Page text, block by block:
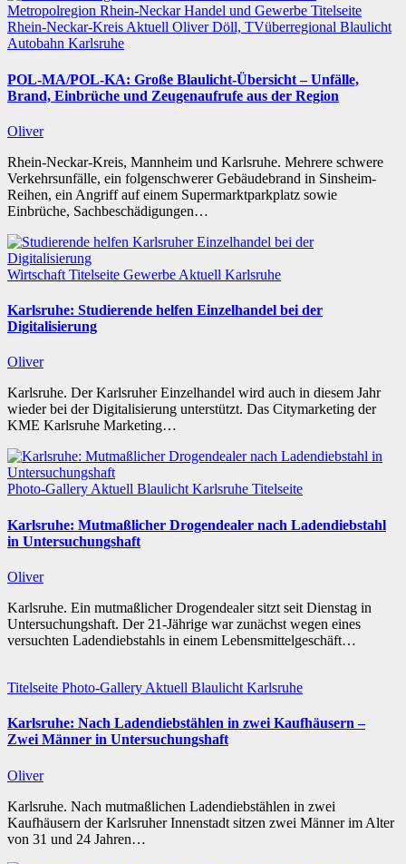
Metropolregion Rhein-Neckar Handel und Gewerbe Titelseite
Rhein-Neckar-KreisAktuell Oliver Döll, TVüberregional Blaulicht
Autobahn Karlsruhe
POL-MA/POL-KA: Große Blaulicht-Übersicht – Unfälle,
Brand, Einbrüche und Zeugenaufrufe aus der Region
Oliver
Rhein-Neckar-Kreis, Mannheim und Karlsruhe. Mehrere schwere
Verkehrsunfälle, ein folgenschwerer Gebäudebrand in Sinsheim-
Reihen, ein Angriff auf einem Supermarktparkplatz sowie
Einbrüche, Sachbeschädigungen…
Wirtschaft Titelseite Gewerbe Aktuell Karlsruhe
Karlsruhe: Studierende helfen Einzelhandel bei der
Digitalisierung
Oliver
Karlsruhe. Der Karlsruher Einzelhandel wird auch in diesem Jahr
wieder bei der Digitalisierung unterstützt. Das Citymarketing der
KME Karlsruhe Marketing…
Photo-GalleryAktuell BlaulichtKarlsruhe Titelseite
Karlsruhe: Mutmaßlicher Drogendealer nach Ladendiebstahl
in Untersuchungshaft
Oliver
Karlsruhe. Ein mutmaßlicher Drogendealer sitzt seit Dienstag in
Untersuchungshaft. Der 21-Jährige war zunächst wegen eines
versuchten Ladendiebstahls in einem Lebensmittelgeschäft…
Titelseite Photo-Gallery Aktuell Blaulicht Karlsruhe
Karlsruhe: Nach Ladendiebstählen in zwei Kaufhäusern –
Zwei Männer in Untersuchungshaft
Oliver
Karlsruhe. Nach mutmaßlichen Ladendiebstählen in zwei
Kaufhäusern der Karlsruher Innenstadt sitzen zwei Männer im Alter
von 31 und 24 Jahren…